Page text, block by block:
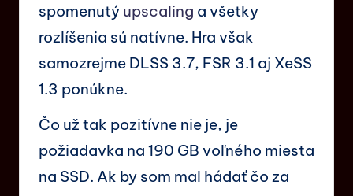
spomenutý upscaling a všetky
rozlíšenia sú natívne. Hra však
samozrejme DLSS 3.7, FSR 3.1 aj XeSS
1.3 ponúkne.
Čo už tak pozitívne nie je, je
požiadavka na 190 GB voľného miesta
na SSD. Ak by som mal hádať čo za